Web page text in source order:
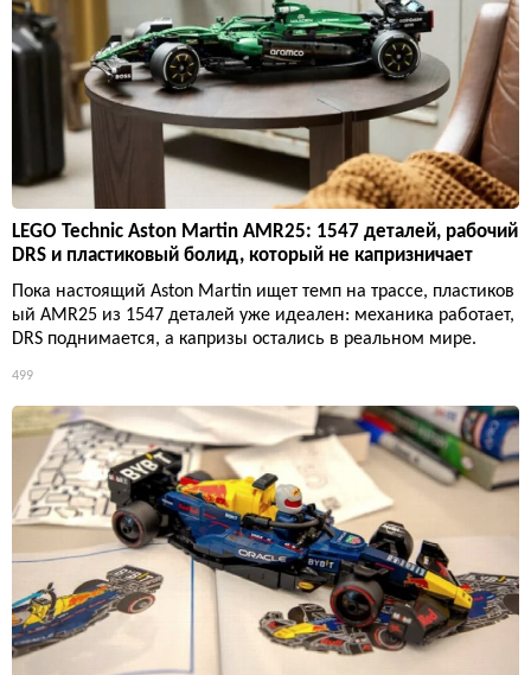
LEGO Technic Aston Martin AMR25: 1547 деталей, рабочий
DRS и пластиковый болид, который не капризничает
Пока настоящий Aston Martin ищет темп на трассе, пластиков
ый AMR25 из 1547 деталей уже идеален: механика работает,
DRS поднимается, а капризы остались в реальном мире.
499